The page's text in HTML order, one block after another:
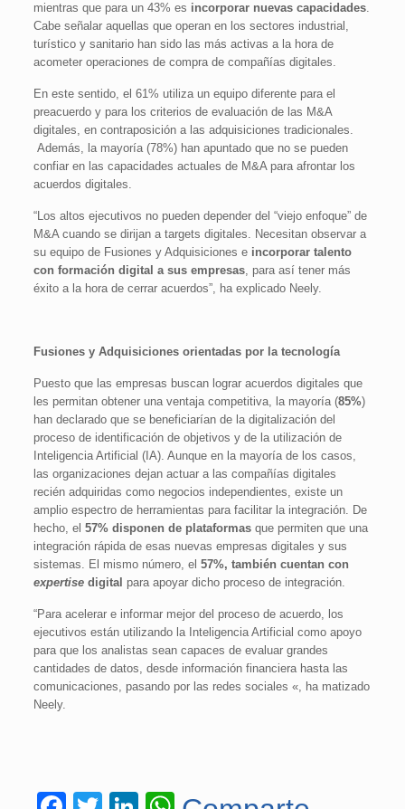
mientras que para un 43% es incorporar nuevas capacidades.
Cabe señalar aquellas que operan en los sectores industrial,
turístico y sanitario han sido las más activas a la hora de
acometer operaciones de compra de compañías digitales.
En este sentido, el 61% utiliza un equipo diferente para el
preacuerdo y para los criterios de evaluación de las M&A
digitales, en contraposición a las adquisiciones tradicionales.
Además, la mayoría (78%) han apuntado que no se pueden
confiar en las capacidades actuales de M&A para afrontar los
acuerdos digitales.
“Los altos ejecutivos no pueden depender del “viejo enfoque” de
M&A cuando se dirijan a targets digitales. Necesitan observar a
su equipo de Fusiones y Adquisiciones e incorporar talento
con formación digital a sus empresas, para así tener más
éxito a la hora de cerrar acuerdos”, ha explicado Neely.
Fusiones y Adquisiciones orientadas por la tecnología
Puesto que las empresas buscan lograr acuerdos digitales que
les permitan obtener una ventaja competitiva, la mayoría (85%)
han declarado que se beneficiarían de la digitalización del
proceso de identificación de objetivos y de la utilización de
Inteligencia Artificial (IA). Aunque en la mayoría de los casos,
las organizaciones dejan actuar a las compañías digitales
recién adquiridas como negocios independientes, existe un
amplio espectro de herramientas para facilitar la integración. De
hecho, el57% disponen de plataformas que permiten que una
integración rápida de esas nuevas empresas digitales y sus
sistemas. El mismo número, el57%, también cuentan con
expertisedigital para apoyar dicho proceso de integración.
“Para acelerar e informar mejor del proceso de acuerdo, los
ejecutivos están utilizando la Inteligencia Artificial como apoyo
para que los analistas sean capaces de evaluar grandes
cantidades de datos, desde información financiera hasta las
comunicaciones, pasando por las redes sociales «, ha matizado
Neely.